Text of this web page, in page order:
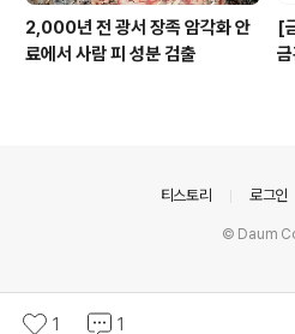
2,000년 전 광서 장족 암각화 안
료에서 사람 피 성분 검출
[
1 1
티스토리 로그인
© Daum